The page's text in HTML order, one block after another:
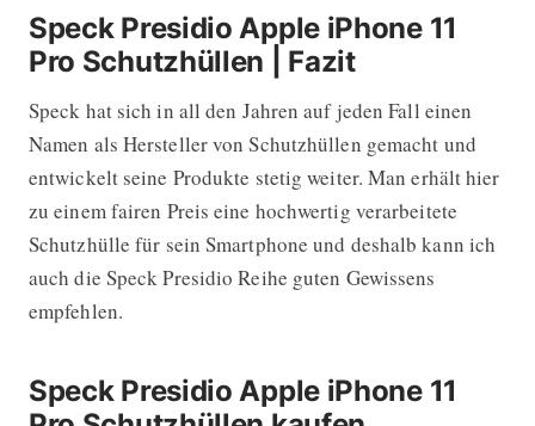
Speck Presidio Apple iPhone 11
Pro Schutzhüllen | Fazit
Speck hat sich in all den Jahren auf jeden Fall einen
Namen als Hersteller von Schutzhüllen gemacht und
entwickelt seine Produkte stetig weiter. Man erhält hier
zu einem fairen Preis eine hochwertig verarbeitete
Schutzhülle für sein Smartphone und deshalb kann ich
auch die Speck Presidio Reihe guten Gewissens
empfehlen.
Speck Presidio Apple iPhone 11